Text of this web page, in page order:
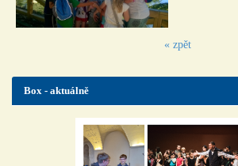
« zpět
Box - aktuálně